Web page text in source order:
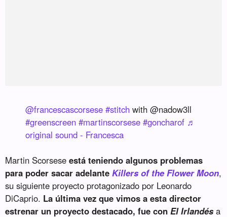
@francescascorsese #stitch with @nadow3ll
#greenscreen #martinscorsese #goncharof ♬
original sound - Francesca
Martin Scorseseestá teniendo algunos problemas
para poder sacar adelanteKillers of the Flower Moon,
su siguiente proyecto protagonizado por Leonardo
DiCaprio. La última vez que vimos a esta director
estrenar un proyecto destacado, fue con El Irlandésa